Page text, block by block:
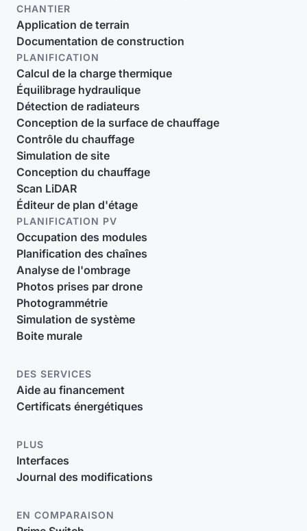
CHANTIER
Application de terrain
Documentation de construction
PLANIFICATION
Calcul de la charge thermique
Équilibrage hydraulique
Détection de radiateurs
Conception de la surface de chauffage
Contrôle du chauffage
Simulation de site
Conception du chauffage
Scan LiDAR
Éditeur de plan d'étage
PLANIFICATION PV
Occupation des modules
Planification des chaînes
Analyse de l'ombrage
Photos prises par drone
Photogrammétrie
Simulation de système
Boite murale
DES SERVICES
Aide au financement
Certificats énergétiques
PLUS
Interfaces
Journal des modifications
EN COMPARAISON